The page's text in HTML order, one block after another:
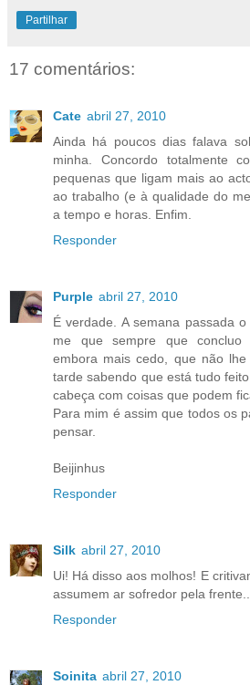
Partilhar
17 comentários:
Cate abril 27, 2010
Ainda há poucos dias falava
minha. Concordo totalmente
pequenas que ligam mais ao
ao trabalho (e à qualidade do
a tempo e horas. Enfim.
Responder
Purple abril 27, 2010
É verdade. A semana passada
me que sempre que
embora mais cedo, que não
tarde sabendo que está tudo
cabeça com coisas que podem
Para mim é assim que todos os
pensar.
Beijinhus
Responder
Silk abril 27, 2010
Ui! Há disso aos molhos! E
assumem ar sofredor pela
Responder
Soinita abril 27, 2010